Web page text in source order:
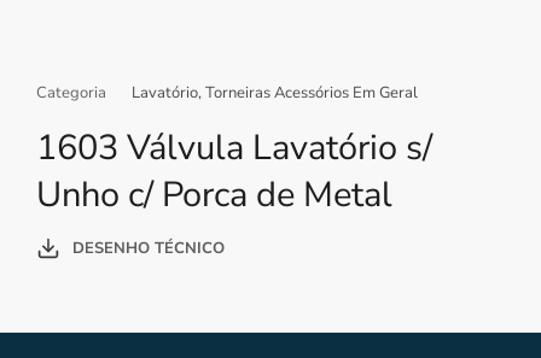
Categoria Lavatório,Torneiras Acessórios Em Geral
1603 Válvula Lavatório s/
Unho c/ Porca de Metal
DESENHO TÉCNICO